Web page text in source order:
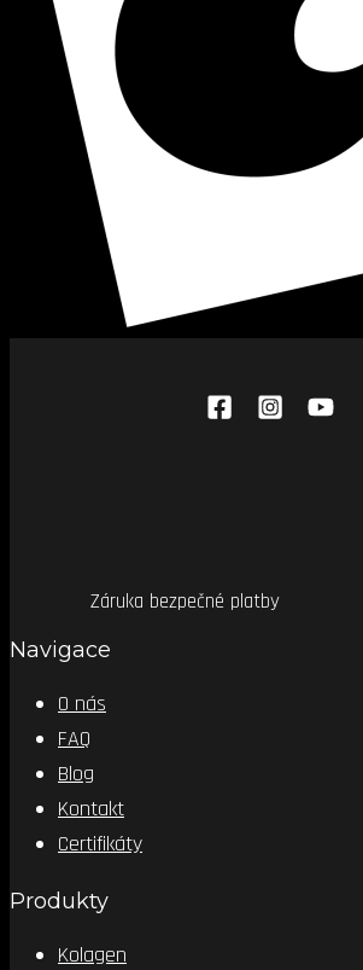
Záruka bezpečné platby
Navigace
O nás
FAQ
Blog
Kontakt
Certifikáty
Produkty
Kolagen